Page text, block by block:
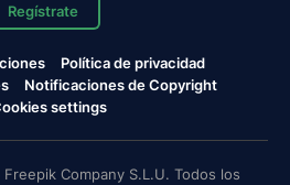
Regístrate
Política de privacidad
Notificaciones de Copyright
settings
Company S.L.U. Todos los